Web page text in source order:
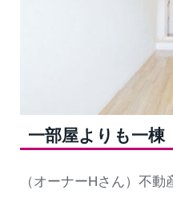
一部屋よりも一棟
（オーナーHさん）不